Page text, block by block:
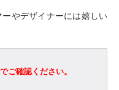
やデザイナーには嬉しい
ご確認ください。